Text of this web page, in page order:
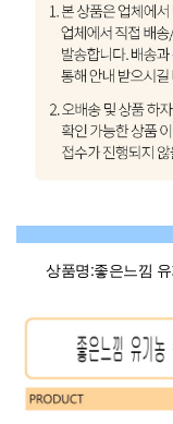
상품명:좋은느낌